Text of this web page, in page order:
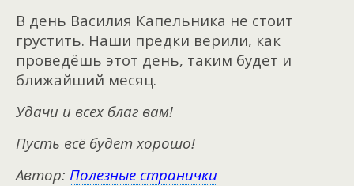
В день Василия Капельника не стоит
грустить. Наши предки верили, как
проведёшь этот день, таким будет и
ближайший месяц.
Удачи и всех благ вам!
Пусть всё будет хорошо!
Автор: Полезные странички